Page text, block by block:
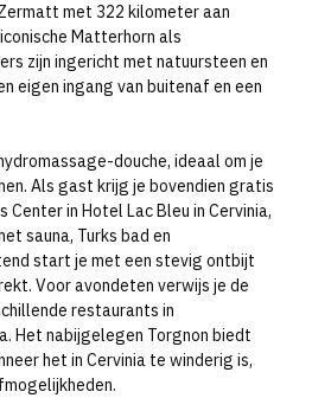
met 322 kilometer aan
Matterhorn als
zijn ingericht met natuursteen en
eigen ingang van buitenaf en een
douche, ideaal om je
Als gast krijg je bovendien gratis
in Hotel Lac Bleu in Cervinia,
sauna, Turks bad en
start je met een stevig ontbijt
Voor avondeten verwijs je de
restaurants in
Het nabijgelegen Torgnon biedt
het in Cervinia te winderig is,